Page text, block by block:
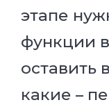
этапе
функции
оставить
какие –